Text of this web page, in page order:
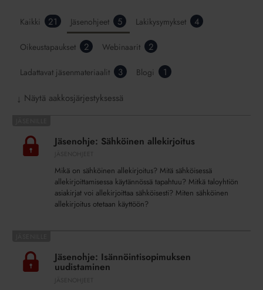
Kaikki 21 Jäsenohjeet 5 Lakikysymykset 4
Oikeustapaukset 2 Webinaarit 2
Ladattavat jäsenmateriaalit 3 Blogi 1
↓ Näytä aakkosjärjestyksessä
Sähköinen
allekirjoitus
Jäsenohje: Sähköinen allekirjoitus
Mikä on sähköinen allekirjoitus? Mitä sähköisessä
allekirjoittamisessa käytännössä tapahtuu? Mitkä taloyhtiön
asiakirjat voi allekirjoittaa sähköisesti? Miten sähköinen
allekirjoitus otetaan käyttöön?
Isännöintisopimuksen
uudistaminenJäsenohje: Isännöintisopimuksen
uudistaminen